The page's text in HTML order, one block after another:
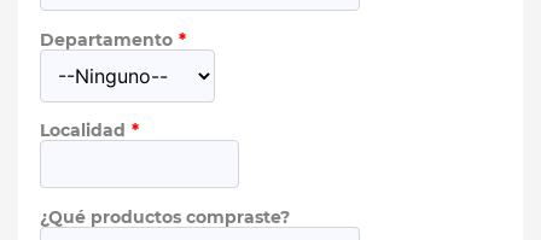
Departamento
Localidad
¿Qué productos compraste?